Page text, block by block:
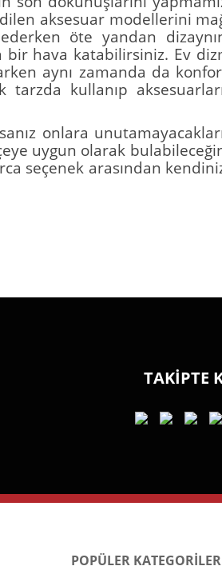
aksesuar modellerini
öte yandan
hava katabilirsiniz. Ev
aynı zamanda da
kullanıp
onlara
uygun olarak
seçenek arasından
TAKİPTE
POPÜLER KATEGORİLER